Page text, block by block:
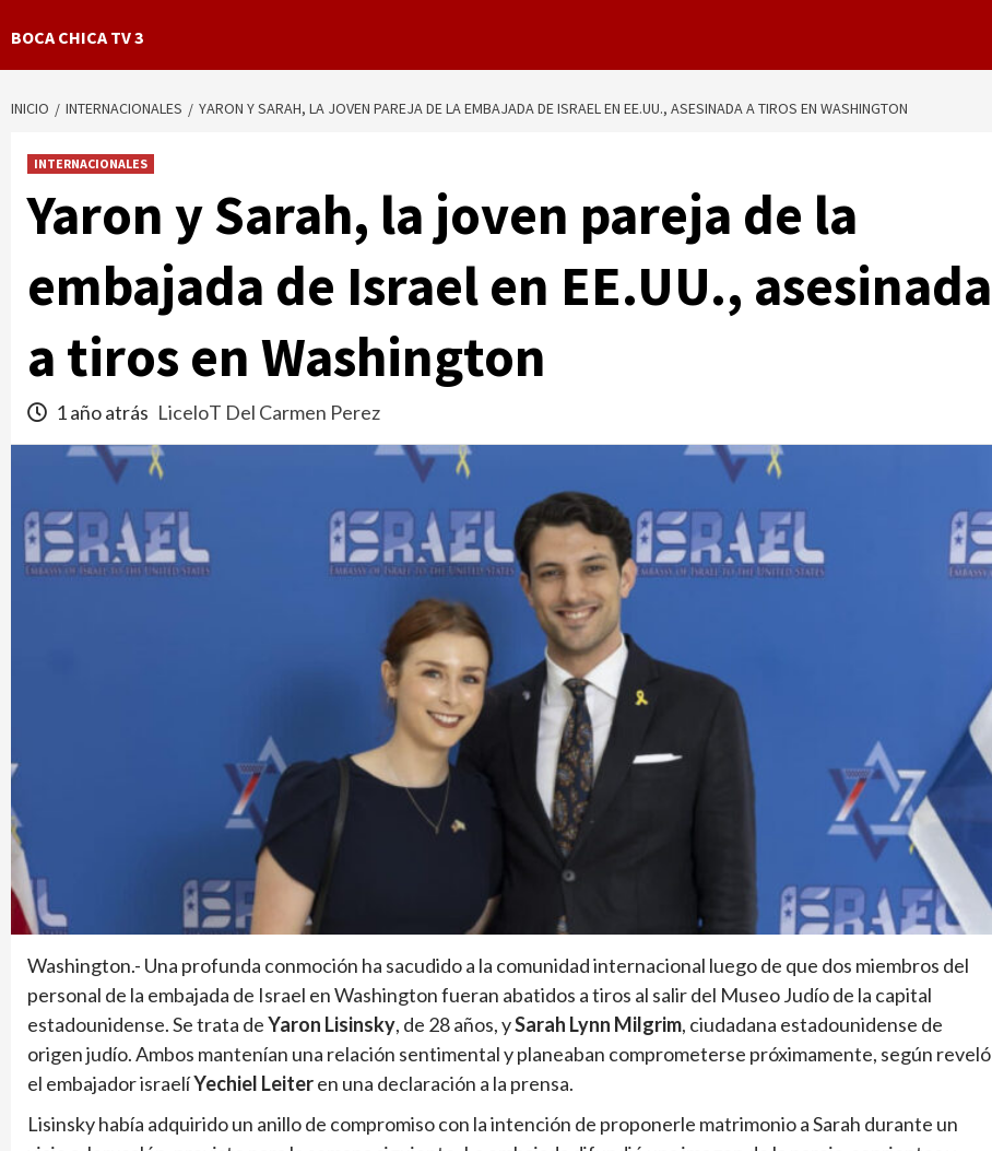
BOCA CHICA TV 3
INICIO INTERNACIONALES YARON Y SARAH, LA JOVEN PAREJA DE LA EMBAJADA DE ISRAEL EN EE.UU., ASESINADA A TIROS EN WASHINGTON
INTERNACIONALES
Yaron y Sarah, la joven pareja de la
embajada de Israel en EE.UU., asesinada
a tiros en Washington
1 año atrás LiceloT Del Carmen Perez
Washington.- Una profunda conmoción ha sacudido a la comunidad internacional luego de que dos miembros del
personal de la embajada de Israel en Washington fueran abatidos a tiros al salir del Museo Judío de la capital
estadounidense. Se trata deYaron Lisinsky, de 28 años, ySarah Lynn Milgrim, ciudadana estadounidense de
origen judío. Ambos mantenían una relación sentimental y planeaban comprometerse próximamente, según reveló
el embajador israelíYechiel Leiteren una declaración a la prensa.
Lisinsky había adquirido un anillo de compromiso con la intención de proponerle matrimonio a Sarah durante un